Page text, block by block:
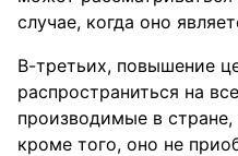
случае, когда оно
В-третьих, повышение
распространиться на
производимые в
кроме того, оно не